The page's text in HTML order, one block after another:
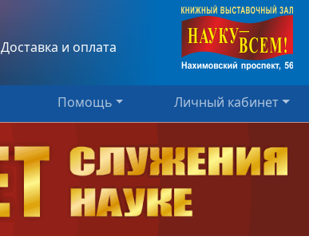
Доставка и оплата
Помощь Личный кабинет